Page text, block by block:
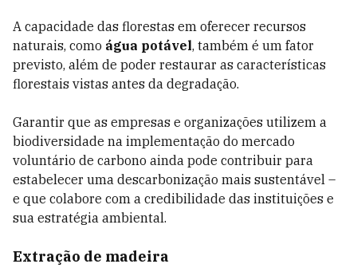
A capacidade das florestas em oferecer recursos
naturais, como água potável, também é um fator
previsto, além de poder restaurar as características
florestais vistas antes da degradação.
Garantir que as empresas e organizações utilizem a
biodiversidade na implementação do mercado
voluntário de carbono ainda pode contribuir para
estabelecer uma descarbonização mais sustentável –
e que colabore com a credibilidade das instituições e
sua estratégia ambiental.
Extração de madeira